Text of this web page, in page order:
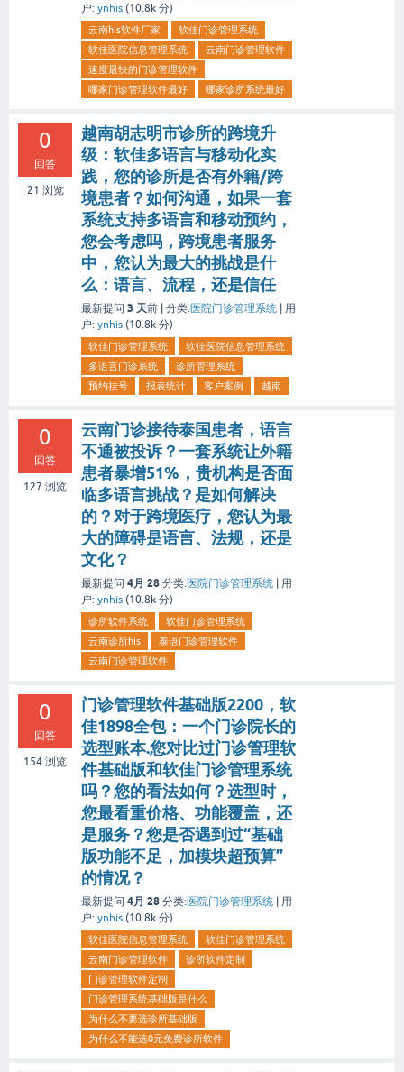
户: ynhis (10.8k 分)
云南his软件厂家
软佳门诊管理系统
软佳医院信息管理系统
云南门诊管理软件
速度最快的门诊管理软件
哪家门诊管理软件最好
哪家诊所系统最好
0
回答
21 浏览
越南胡志明市诊所的跨境升
级：软佳多语言与移动化实
践，您的诊所是否有外籍/跨
境患者？如何沟通，如果一套
系统支持多语言和移动预约，
您会考虑吗，跨境患者服务
中，您认为最大的挑战是什
么：语言、流程，还是信任
最新提问 3 天前 | 分类:医院门诊管理系统
用
户: ynhis (10.8k 分)
软佳门诊管理系统
软佳医院信息管理系统
多语言门诊系统
诊所管理系统
预约挂号
报表统计 客户案例 越南
0
回答
127 浏览
云南门诊接待泰国患者，语言
不通被投诉？一套系统让外籍
患者暴增51%，贵机构是否面
临多语言挑战？是如何解决
的？对于跨境医疗，您认为最
大的障碍是语言、法规，还是
文化？
最新提问 4月 28 分类:医院门诊管理系统
用
户: ynhis (10.8k 分)
诊所软件系统
软佳门诊管理系统
云南诊所his
泰语门诊管理软件
云南门诊管理软件
0
回答
154 浏览
门诊管理软件基础版2200，软
佳1898全包：一个门诊院长的
选型账本.您对比过门诊管理软
件基础版和软佳门诊管理系统
吗？您的看法如何？选型时，
您最看重价格、功能覆盖，还
是服务？您是否遇到过“基础
版功能不足，加模块超预算”
的情况？
最新提问 4月 28 分类:医院门诊管理系统
用
户: ynhis (10.8k 分)
软佳医院信息管理系统
软佳门诊管理系统
云南门诊管理软件
诊所软件定制
门诊管理软件定制
门诊管理系统基础版是什么
为什么不要选诊所基础版
为什么不能选0元免费诊所软件